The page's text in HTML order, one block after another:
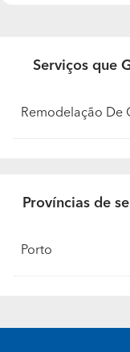
Serviços que
Remodelação De
Províncias de
Porto